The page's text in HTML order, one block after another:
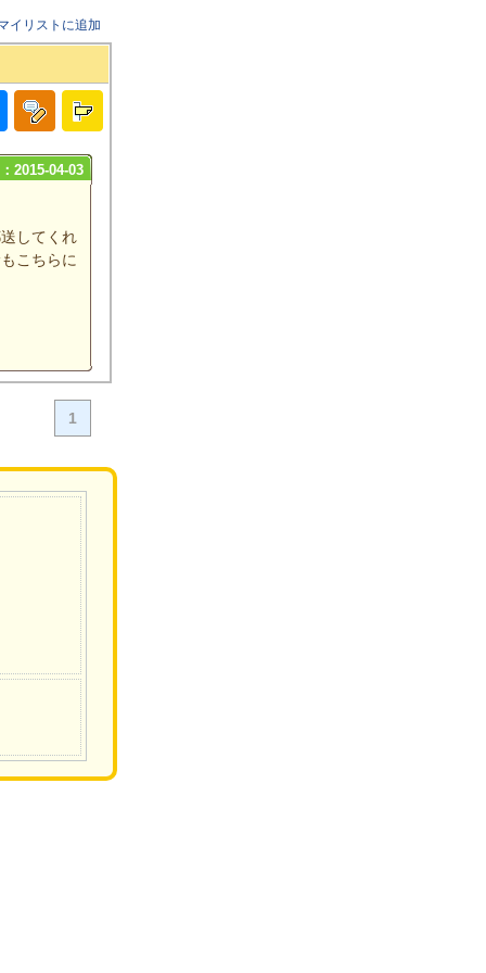
イリストに追加
2015-04-03
してくれ
こちらに
1